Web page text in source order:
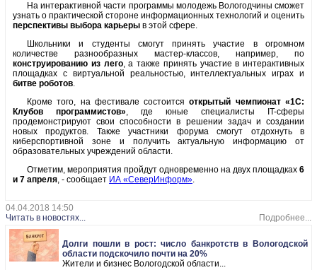
На интерактивной части программы молодежь Вологодчины сможет
узнать о практической стороне информационных технологий и оценить
перспективы выбора карьеры в этой сфере.
Школьники и студенты смогут принять участие в огромном
количестве разнообразных мастер-классов, например, по
конструированию из лего, а также принять участие в интерактивных
площадках с виртуальной реальностью, интеллектуальных играх и
битве роботов.
Кроме того, на фестивале состоитсяоткрытый чемпионат «1С:
Клубов программистов», где юные специалисты IT-сферы
продемонстрируют свои способности в решении задач и создании
новых продуктов. Также участники форума смогут отдохнуть в
киберспортивной зоне и получить актуальную информацию от
образовательных учреждений области.
Отметим, мероприятия пройдут одновременно на двух площадках 6
и 7 апреля, - сообщает ИА «СеверИнформ».
04.04.2018 14:50
Читать в новостях...
Подробнее...
Долги пошли в рост: число банкротств в Вологодской
области подскочило почти на 20%
Жители и бизнес Вологодской области...